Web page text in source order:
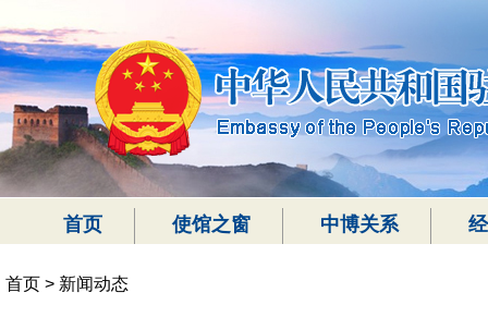
首页 使馆之窗 中博关系
首页 > 新闻动态